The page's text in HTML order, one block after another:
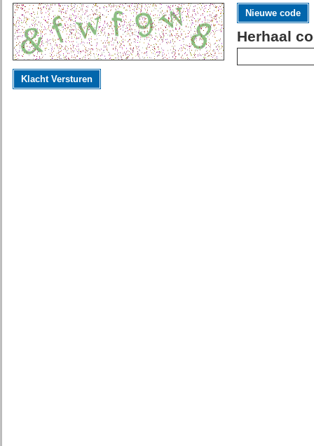
Nieuwe code
Herhaal
Klacht Versturen